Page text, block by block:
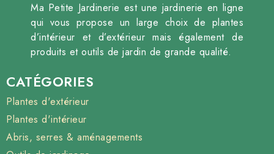
Ma Petite Jardinerie est une jardinerie en ligne
qui vous propose un large choix de plantes
d’intérieur et d’extérieur mais également de
produits et outils de jardin de grande qualité.
CATÉGORIES
Plantes d'extérieur
Plantes d'intérieur
Abris, serres & aménagements